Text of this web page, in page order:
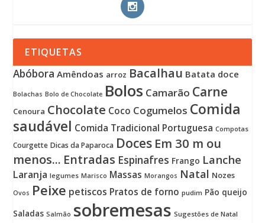
ETIQUETAS
Abóbora Amêndoas arroz Bacalhau Batata doce
Bolachas Bolo de Chocolate Bolos Camarão Carne
Cenoura Chocolate Coco Cogumelos Comida
saudável Comida Tradicional Portuguesa Compotas
Courgette Dicas da Paparoca Doces Em 30 m ou
menos... Entradas Espinafres Frango Lanche
Laranja legumes Marisco Massas Morangos Natal Nozes
Ovos Peixe petiscos Pratos de forno pudim Pão queijo
Saladas Salmão sobremesas Sugestões de Natal